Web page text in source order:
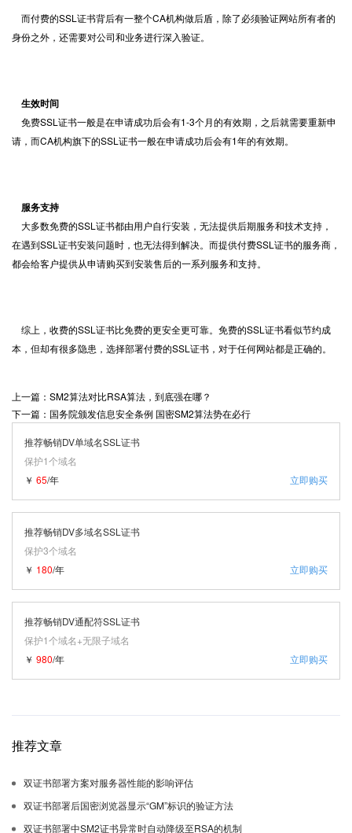
而付费的SSL证书背后有一整个CA机构做后盾，除了必须验证网站所有者的
身份之外，还需要对公司和业务进行深入验证。
生效时间
免费SSL证书一般是在申请成功后会有1-3个月的有效期，之后就需要重新申
请，而CA机构旗下的SSL证书一般在申请成功后会有1年的有效期。
服务支持
大多数免费的SSL证书都由用户自行安装，无法提供后期服务和技术支持，
在遇到SSL证书安装问题时，也无法得到解决。而提供付费SSL证书的服务商，
都会给客户提供从申请购买到安装售后的一系列服务和支持。
综上，收费的SSL证书比免费的更安全更可靠。免费的SSL证书看似节约成
本，但却有很多隐患，选择部署付费的SSL证书，对于任何网站都是正确的。
上一篇：SM2算法对比RSA算法，到底强在哪？
下一篇：国务院颁发信息安全条例 国密SM2算法势在必行
推荐畅销DV单域名SSL证书
保护1个域名
立即购买
￥ 65/年
推荐畅销DV多域名SSL证书
保护3个域名
立即购买
￥ 180/年
推荐畅销DV通配符SSL证书
保护1个域名+无限子域名
立即购买
￥ 980/年
推荐文章
双证书部署方案对服务器性能的影响评估
双证书部署后国密浏览器显示“GM”标识的验证方法
双证书部署中SM2证书异常时自动降级至RSA的机制